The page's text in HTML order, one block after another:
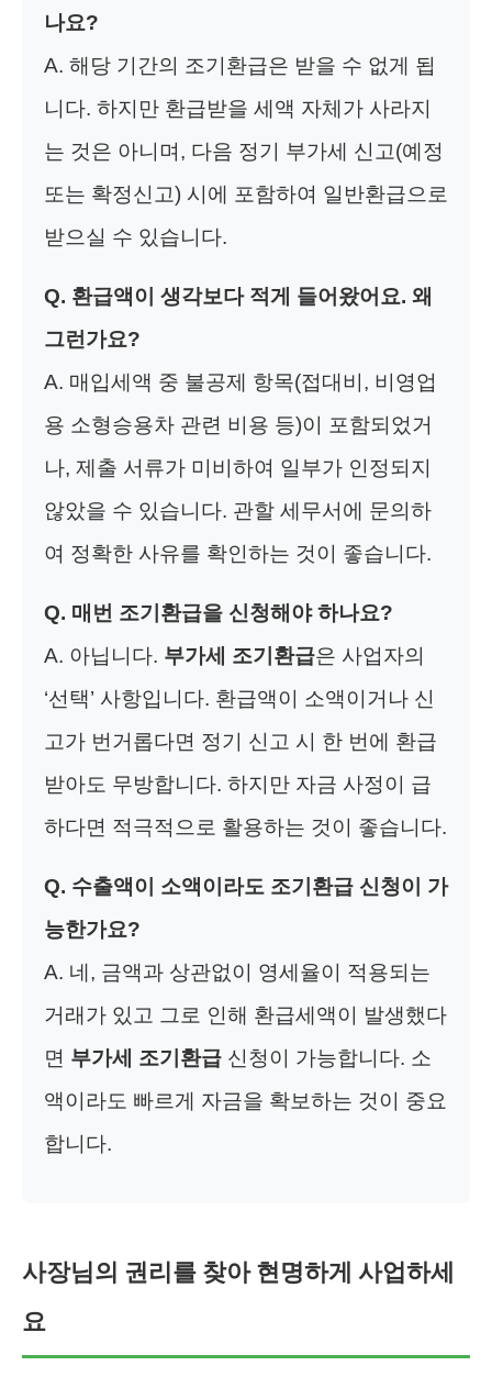
나요?
A. 해당 기간의 조기환급은 받을 수 없게 됩
니다. 하지만 환급받을 세액 자체가 사라지
는 것은 아니며, 다음 정기 부가세 신고(예정
또는 확정신고) 시에 포함하여 일반환급으로
받으실 수 있습니다.
Q. 환급액이 생각보다 적게 들어왔어요. 왜
그런가요?
A. 매입세액 중 불공제 항목(접대비, 비영업
용 소형승용차 관련 비용 등)이 포함되었거
나, 제출 서류가 미비하여 일부가 인정되지
않았을 수 있습니다. 관할 세무서에 문의하
여 정확한 사유를 확인하는 것이 좋습니다.
Q. 매번 조기환급을 신청해야 하나요?
A. 아닙니다. 부가세 조기환급은 사업자의
‘선택’ 사항입니다. 환급액이 소액이거나 신
고가 번거롭다면 정기 신고 시 한 번에 환급
받아도 무방합니다. 하지만 자금 사정이 급
하다면 적극적으로 활용하는 것이 좋습니다.
Q. 수출액이 소액이라도 조기환급 신청이 가
능한가요?
A. 네, 금액과 상관없이 영세율이 적용되는
거래가 있고 그로 인해 환급세액이 발생했다
면 부가세 조기환급 신청이 가능합니다. 소
액이라도 빠르게 자금을 확보하는 것이 중요
합니다.
사장님의 권리를 찾아 현명하게 사업하세
요